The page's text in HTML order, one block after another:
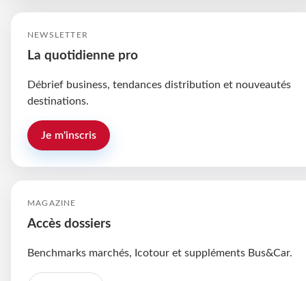
NEWSLETTER
La quotidienne pro
Débrief business, tendances distribution et nouveautés
destinations.
Je m'inscris
MAGAZINE
Accès dossiers
Benchmarks marchés, Icotour et suppléments Bus&Car.